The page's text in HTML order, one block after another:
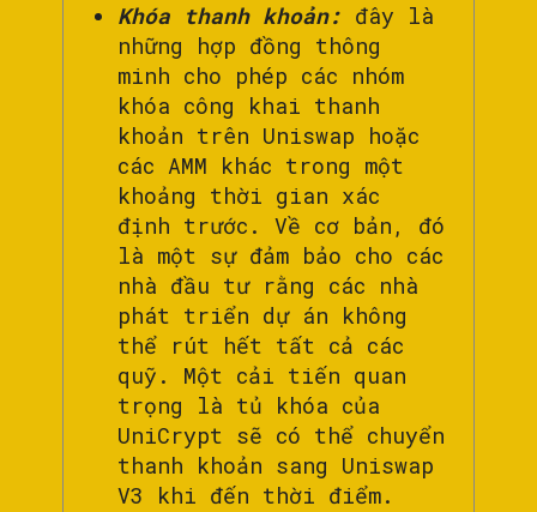
Khóa thanh khoản: đây là
những hợp đồng thông
minh cho phép các nhóm
khóa công khai thanh
khoản trên Uniswap hoặc
các AMM khác trong một
khoảng thời gian xác
định trước. Về cơ bản, đó
là một sự đảm bảo cho các
nhà đầu tư rằng các nhà
phát triển dự án không
thể rút hết tất cả các
quỹ. Một cải tiến quan
trọng là tủ khóa của
UniCrypt sẽ có thể chuyển
thanh khoản sang Uniswap
V3 khi đến thời điểm.